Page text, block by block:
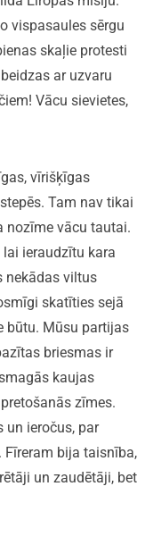
vispasaules sērgu
skaļie protesti
ar uzvaru
Vācu sievietes,
vīrišķīgas
Tam nav tikai
nozīme vācu tautai.
ieraudzītu kara
nekādas viltus
skatīties sejā
būtu. Mūsu partijas
briesmas ir
kaujas
zīmes.
un ieročus, par
bija taisnība,
un zaudētāji, bet